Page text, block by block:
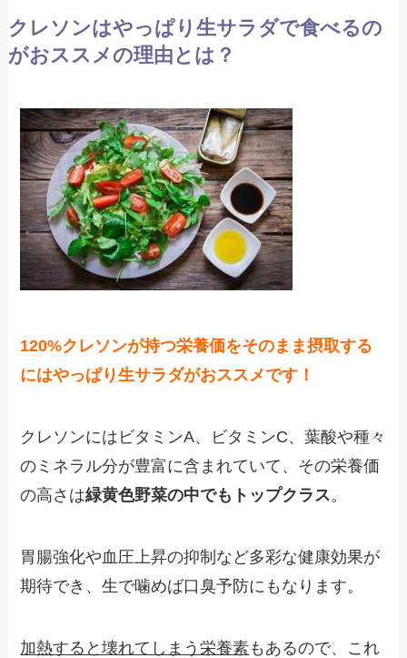
クレソンはやっぱり生サラダで食べるの
がおススメの理由とは？
120%クレソンが持つ栄養価をそのまま摂取する
にはやっぱり生サラダがおススメです！
クレソンにはビタミンA、ビタミンC、葉酸や種々
のミネラル分が豊富に含まれていて、その栄養価
の高さは緑黄色野菜の中でもトップクラス。
胃腸強化や血圧上昇の抑制など多彩な健康効果が
期待でき、生で噛めば口臭予防にもなります。
加熱すると壊れてしまう栄養素もあるので、これ